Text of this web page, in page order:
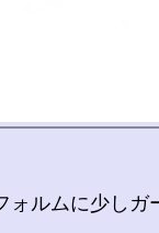
ォルムに少しガ